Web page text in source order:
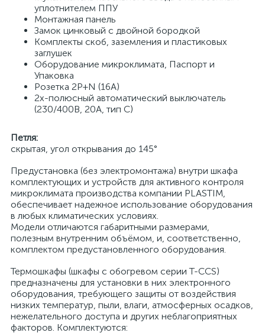
уплотнителем ППУ
Монтажная панель
Замок цинковый с двойной бородкой
Комплекты скоб, заземления и пластиковых
заглушек
Оборудование микроклимата, Паспорт и
Упаковка
Розетка 2P+N (16A)
2х-полюсный автоматический выключатель
(230/400В, 20А, тип С)
Петля:
скрытая, угол открывания до 145°
Предустановка (без электромонтажа) внутри шкафа
комплектующих и устройств для активного контроля
микроклимата производства компании PLASTIM,
обеспечивает надежное использование оборудования
в любых климатических условиях.
Модели отличаются габаритными размерами,
полезным внутренним объёмом, и, соответственно,
комплектом предустановленного оборудования.
Термошкафы (шкафы с обогревом серии T-CCS)
предназначены для установки в них электронного
оборудования, требующего защиты от воздействия
низких температур, пыли, влаги, атмосферных осадков,
нежелательного доступа и других неблагоприятных
факторов. Комплектуются: